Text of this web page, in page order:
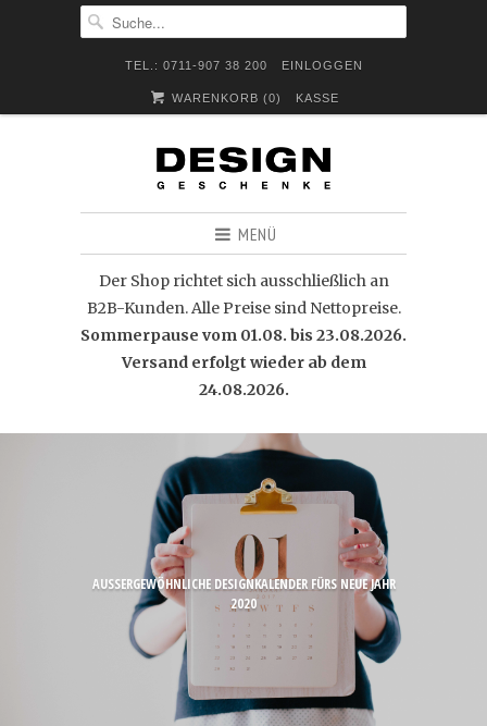
TEL.: 0711-907 38 200 EINLOGGEN
WARENKORB (0) KASSE
MENÜ
Der Shop richtet sich ausschließlich an
B2B-Kunden. Alle Preise sind Nettopreise.
Sommerpause vom 01.08. bis 23.08.2026.
Versand erfolgt wieder ab dem
24.08.2026.
AUSSERGEWÖHNLICHE DESIGNKALENDER FÜRS NEUE JAHR 2
020